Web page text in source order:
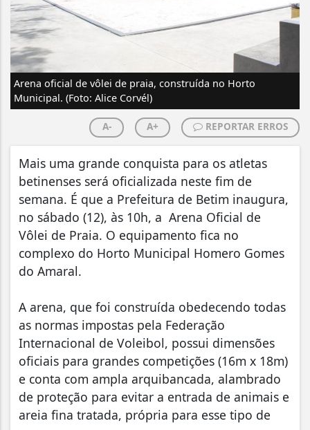
Arena oficial de vôlei de praia, construída no Horto
Municipal. (Foto: Alice Corvél)
A- A+ REPORTAR ERROS
Mais uma grande conquista para os atletas
betinenses será oficializada neste fim de
semana. É que a Prefeitura de Betim inaugura,
no sábado (12), às 10h, a Arena Oficial de
Vôlei de Praia. O equipamento fica no
complexo do Horto Municipal Homero Gomes
do Amaral.
A arena, que foi construída obedecendo todas
as normas impostas pela Federação
Internacional de Voleibol, possui dimensões
oficiais para grandes competições (16m x 18m)
e conta com ampla arquibancada, alambrado
de proteção para evitar a entrada de animais e
areia fina tratada, própria para esse tipo de